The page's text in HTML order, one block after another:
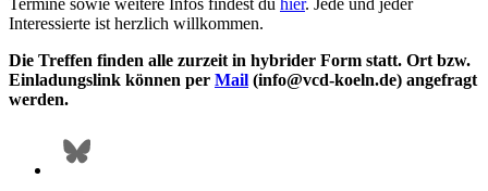
Interessierte ist herzlich willkommen.
Die Treffen finden alle zurzeit in hybrider Form statt. Ort bzw.
Einladungslink können per Mail (info@vcd-koeln.de) angefragt
werden.